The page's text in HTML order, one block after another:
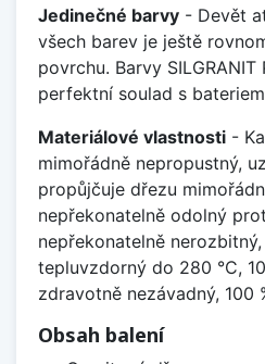
Jedinečné barvy - Devět
všech barev je ještě
povrchu. Barvy
perfektní soulad s
Materiálové vlastnosti -
mimořádně nepropustný,
propůjčuje dřezu
nepřekonatelně odolný
nepřekonatelně
tepluvzdorný do 280 °C,
zdravotně nezávadný, 100
Obsah balení